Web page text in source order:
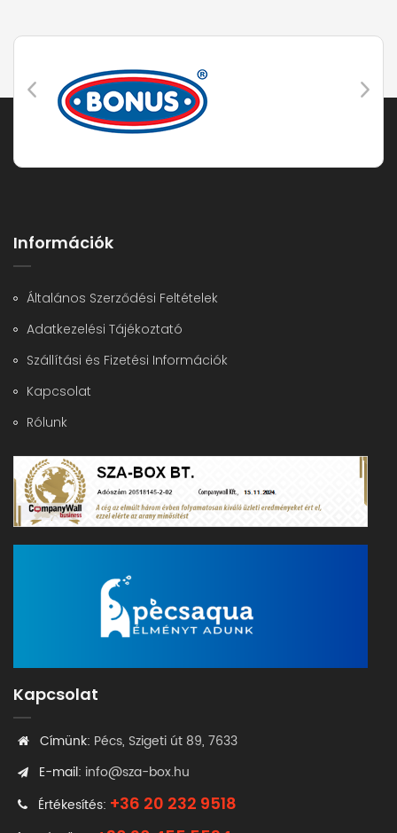
ki
Információk
Általános Szerződési Feltételek
Adatkezelési Tájékoztató
Szállítási és Fizetési Információk
Kapcsolat
Rólunk
Kapcsolat
Címünk: Pécs, Szigeti út 89, 7633
E-mail: info@sza-box.hu
Értékesítés: +36 20 232 9518